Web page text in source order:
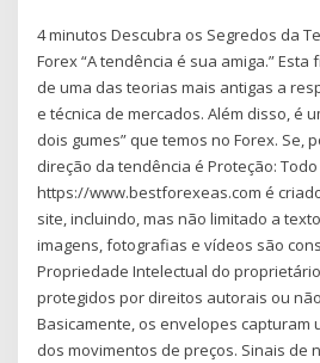
4 minutos Descubra os Segredos da
Forex “A tendência é sua amiga.”
de uma das teorias mais antigas a
e técnica de mercados. Além disso, é
dois gumes” que temos no Forex. Se,
direção da tendência é Proteção:
https://www.bestforexeas.com é
site, incluindo, mas não limitado a
imagens, fotografias e vídeos são
Propriedade Intelectual do
protegidos por direitos autorais ou
Basicamente, os envelopes capturam
dos movimentos de preços. Sinais de